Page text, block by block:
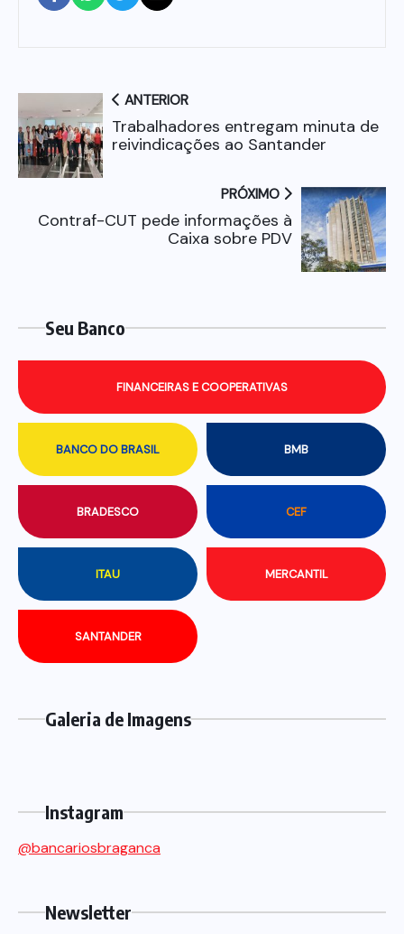
ANTERIOR
Trabalhadores entregam minuta de
reivindicações ao Santander
PRÓXIMO
Contraf-CUT pede informações à
Caixa sobre PDV
Seu Banco
BANCO DO BRASIL BMB
BRADESCO CEF
FINANCEIRAS E COOPERATIVAS
ITAU MERCANTIL
SANTANDER
Galeria de Imagens
Instagram
@bancariosbraganca
Newsletter